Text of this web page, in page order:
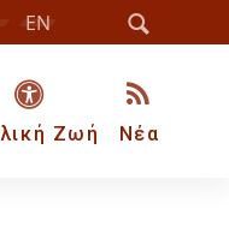
EN
Ζωή Νέα